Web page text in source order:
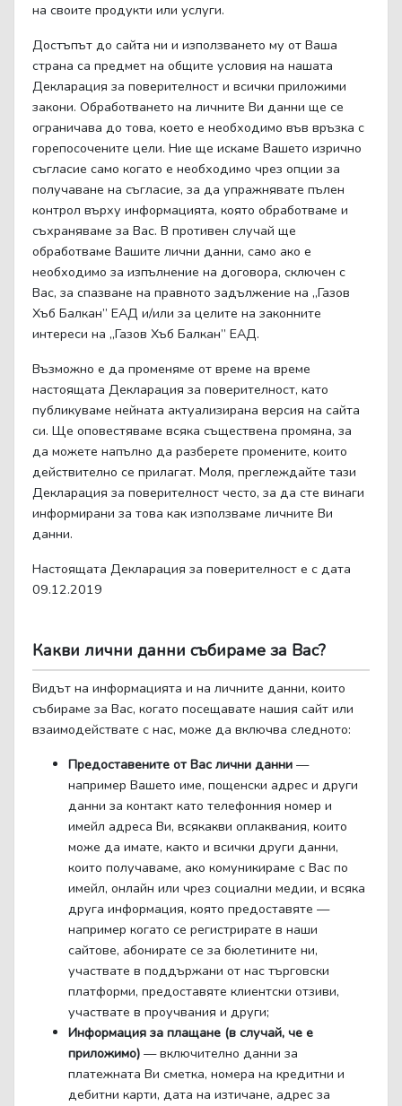
на своите продукти или услуги.
Достъпът до сайта ни и използването му от Ваша
страна са предмет на общите условия на нашата
Декларация за поверителност и всички приложими
закони. Обработването на личните Ви данни ще се
ограничава до това, което е необходимо във връзка с
горепосочените цели. Ние ще искаме Вашето изрично
съгласие само когато е необходимо чрез опции за
получаване на съгласие, за да упражнявате пълен
контрол върху информацията, която обработваме и
съхраняваме за Вас. В противен случай ще
обработваме Вашите лични данни, само ако е
необходимо за изпълнение на договора, сключен с
Вас, за спазване на правното задължение на „Газов
Хъб Балкан” ЕАД и/или за целите на законните
интереси на „Газов Хъб Балкан” ЕАД.
Възможно е да променяме от време на време
настоящата Декларация за поверителност, като
публикуваме нейната актуализирана версия на сайта
си. Ще оповестяваме всяка съществена промяна, за
да можете напълно да разберете промените, които
действително се прилагат. Моля, преглеждайте тази
Декларация за поверителност често, за да сте винаги
информирани за това как използваме личните Ви
данни.
Настоящата Декларация за поверителност е с дата
09.12.2019
Какви лични данни събираме за Вас?
Видът на информацията и на личните данни, които
събираме за Вас, когато посещавате нашия сайт или
взаимодействате с нас, може да включва следното:
Предоставените от Вас лични данни —
например Вашето име, пощенски адрес и други
данни за контакт като телефонния номер и
имейл адреса Ви, всякакви оплаквания, които
може да имате, както и всички други данни,
които получаваме, ако комуникираме с Вас по
имейл, онлайн или чрез социални медии, и всяка
друга информация, която предоставяте —
например когато се регистрирате в наши
сайтове, абонирате се за бюлетините ни,
участвате в поддържани от нас търговски
платформи, предоставяте клиентски отзиви,
участвате в проучвания и други;
Информация за плащане (в случай, че е
приложимо) — включително данни за
платежната Ви сметка, номера на кредитни и
дебитни карти, дата на изтичане, адрес за